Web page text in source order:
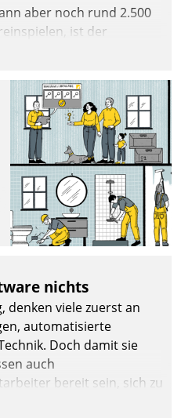
aber noch rund 2.500
ist der
immens. Im
daher
Datatrain GmbH den
digitalisiert.
nichts
denken viele zuerst an
automatisierte
Doch damit sie
auch
bereit sein, sich zu
sonst werden sie an ihr